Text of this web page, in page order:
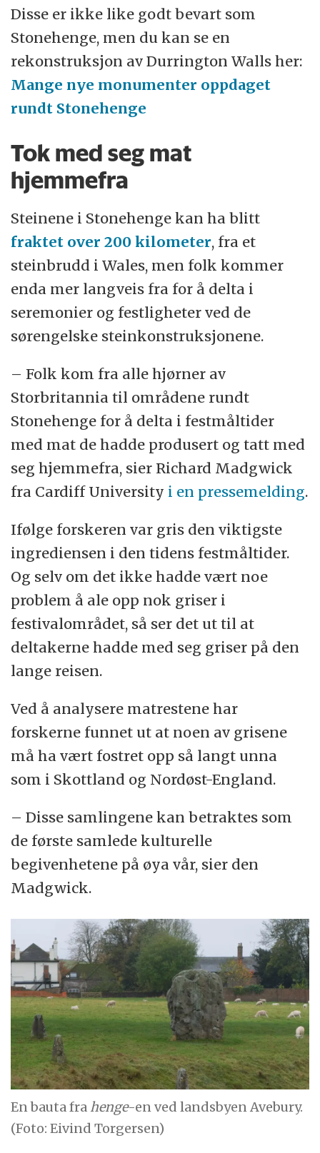
Disse er ikke like godt bevart som
Stonehenge, men du kan se en
rekonstruksjon av Durrington Walls her:
Mange nye monumenter oppdaget
rundt Stonehenge
Tok med seg mat
hjemmefra
Steinene i Stonehenge kan ha blitt
fraktet over 200 kilometer, fra et
steinbrudd i Wales, men folk kommer
enda mer langveis fra for å delta i
seremonier og festligheter ved de
sørengelske steinkonstruksjonene.
– Folk kom fra alle hjørner av
Storbritannia til områdene rundt
Stonehenge for å delta i festmåltider
med mat de hadde produsert og tatt med
seg hjemmefra, sier Richard Madgwick
fra Cardiff University i en pressemelding.
Ifølge forskeren var gris den viktigste
ingrediensen i den tidens festmåltider.
Og selv om det ikke hadde vært noe
problem å ale opp nok griser i
festivalområdet, så ser det ut til at
deltakerne hadde med seg griser på den
lange reisen.
Ved å analysere matrestene har
forskerne funnet ut at noen av grisene
må ha vært fostret opp så langt unna
som i Skottland og Nordøst-England.
– Disse samlingene kan betraktes som
de første samlede kulturelle
begivenhetene på øya vår, sier den
Madgwick.
En bauta fra henge-en ved landsbyen Avebury.
(Foto: Eivind Torgersen)